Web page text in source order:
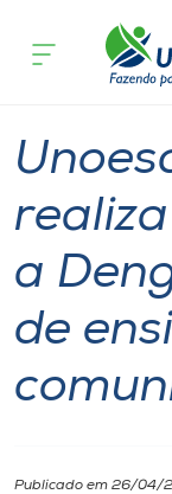
Cursos
Atendimento
Portal de Ensino
acontece
a
de
Publicado em 26/04/